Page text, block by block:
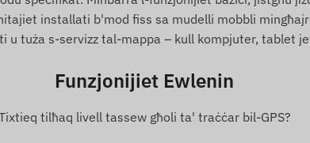
installati b'mod fiss sa mudelli mobbli
tuża s-servizz tal-mappa – kull kompjuter, tablet
Funzjonijiet Ewlenin
tilħaq livell tassew għoli ta' traċċar bil-GPS?